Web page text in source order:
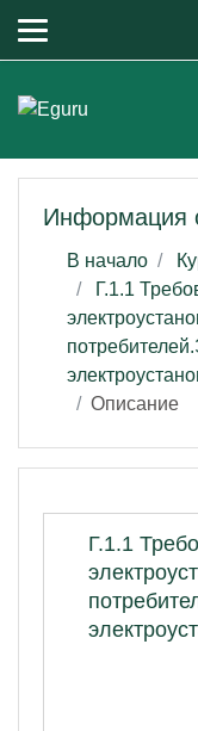
Информация
В начало
Г.1.1
Описание
Г.1.1